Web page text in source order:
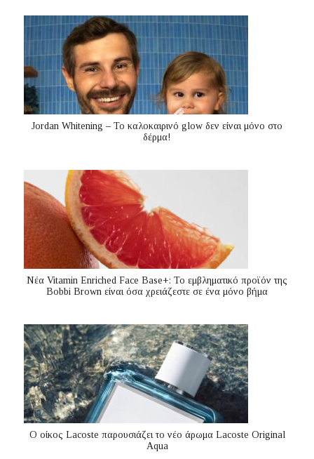
Jordan Whitening – Το καλοκαιρινό glow δεν είναι μόνο στο
δέρμα!
Nέα Vitamin Enriched Face Base+: Το εμβληματικό προϊόν της
Bobbi Brown είναι όσα χρειάζεστε σε ένα μόνο βήμα
Ο οίκος Lacoste παρουσιάζει το νέο άρωμα Lacoste Original
Aqua